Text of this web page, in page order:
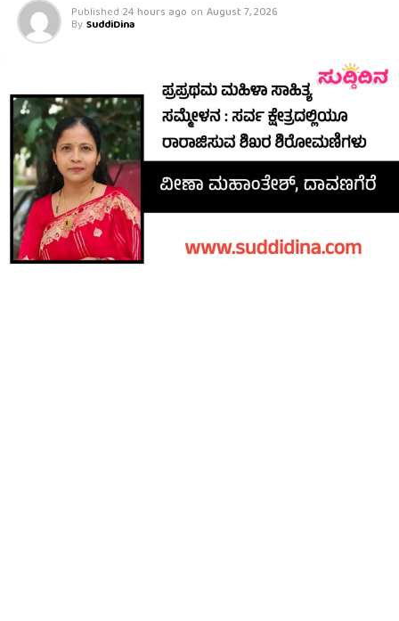
Published 24 hours ago on August 7, 2026
By SuddiDina